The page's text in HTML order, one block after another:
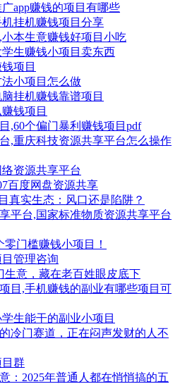
app赚钱的项目有哪些
挂机赚钱项目分享
本生意赚钱好项目小吃
生赚钱小项目卖东西
项目
小项目怎么做
挂机赚钱靠谱项目
钱项目
,60个偏门暴利赚钱项目pdf
,重庆科技资源共享平台怎么操作
资源共享平台
百度网盘资源共享
真实生态：风口还是陷阱？
平台,国家标准物质资源共享平台
零门槛赚钱小项目！
管理咨询
生意，藏在老百姓眼皮底下
目,手机赚钱的副业有哪些项目可
生能干的副业小项目
冷门赛道，正在闷声发财的人不
群
：2025年普通人都在悄悄搞的五